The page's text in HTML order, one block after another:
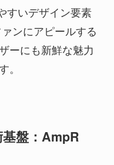
すいデザイン要素
ンにアピールする
ーにも新鮮な魅力
。
盤：AmpR